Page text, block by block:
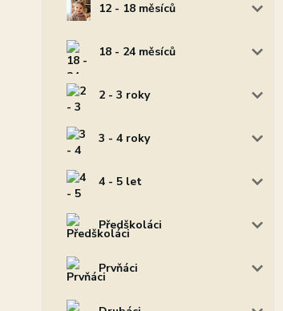
12 - 18 měsíců
18 - 24 měsíců
2 - 3 roky
3 - 4 roky
4 - 5 let
Předškoláci
Prvňáci